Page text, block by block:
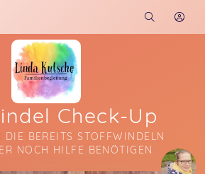
Check-Up
DIE BEREITS STOFFWINDELN
NOCH HILFE BENÖTIGEN